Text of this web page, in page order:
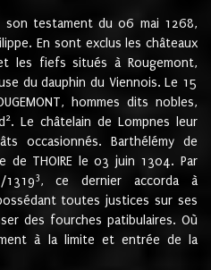
son testament du 06 mai 1268,
En sont exclus les châteaux
les fiefs situés à Rougemont,
du dauphin du Viennois. Le 15
hommes dits nobles,
2. Le châtelain de Lompnes leur
occasionnés. Barthélémy de
de THOIRE le 03 juin 1304. Par
3, ce dernier accorda à
toutes justices sur ses
des fourches patibulaires. Où
à la limite et entrée de la